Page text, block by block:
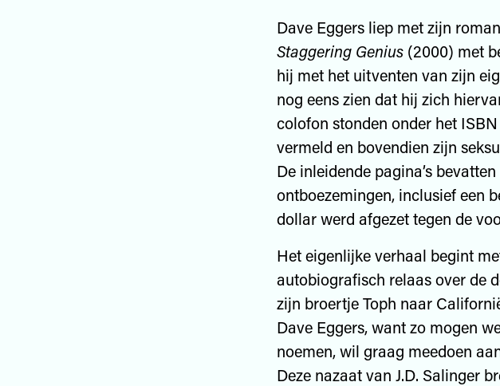
Dave Eggers liep met zijn
Staggering Genius (2000) met
hij met het uitventen van zijn
nog eens zien dat hij zich
colofon stonden onder het
vermeld en bovendien zijn
De inleidende pagina’s
ontboezemingen, inclusief een
dollar werd afgezet tegen de
Het eigenlijke verhaal begint
autobiografisch relaas over de
zijn broertje Toph naar
Dave Eggers, want zo mogen
noemen, wil graag meedoen
Deze nazaat van J.D. Salinger